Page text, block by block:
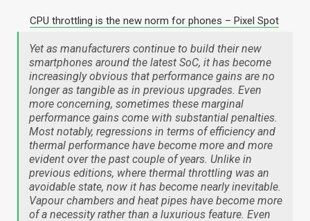
CPU throttling is the new norm for phones – Pixel Spot
Yet as manufacturers continue to build their new
smartphones around the latest SoC, it has become
increasingly obvious that performance gains are no
longer as tangible as in previous upgrades. Even
more concerning, sometimes these marginal
performance gains come with substantial penalties.
Most notably, regressions in terms of efficiency and
thermal performance have become more and more
evident over the past couple of years. Unlike in
previous editions, where thermal throttling was an
avoidable state, now it has become nearly inevitable.
Vapour chambers and heat pipes have become more
of a necessity rather than a luxurious feature. Even